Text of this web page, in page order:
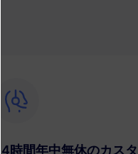
24時間年中無休のカス